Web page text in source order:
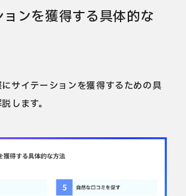
ンを獲得する具体的な
サイテーションを獲得するための具
します。